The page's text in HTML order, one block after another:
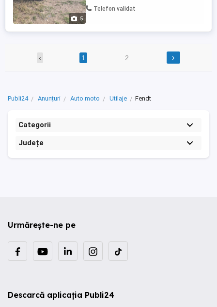
5
Telefon validat
‹ 1 2 ›
Publi24 Anunțuri Auto moto Utilaje Fendt
Categorii
Județe
Urmărește-ne pe
Descarcă aplicația Publi24